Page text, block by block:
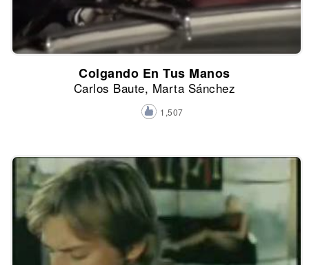
Colgando En Tus Manos
Carlos Baute, Marta Sánchez
1,507